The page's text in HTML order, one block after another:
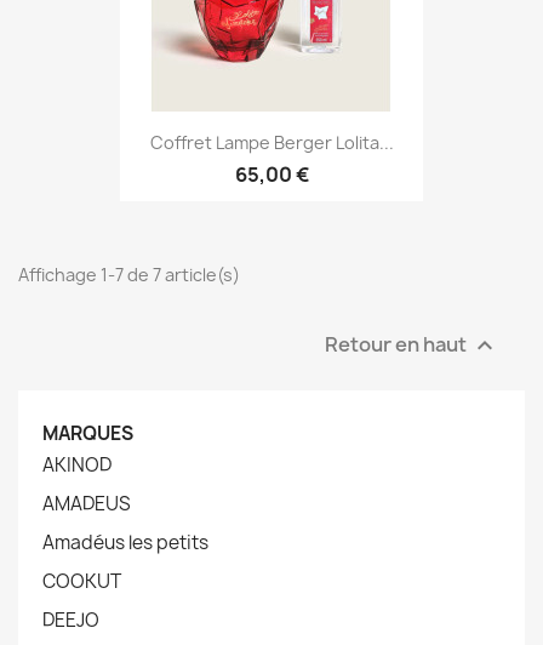
Coffret Lampe Berger Lolita...
65,00 €
Affichage 1-7 de 7 article(s)
Retour en haut 
MARQUES
AKINOD
AMADEUS
Amadéus les petits
COOKUT
DEEJO